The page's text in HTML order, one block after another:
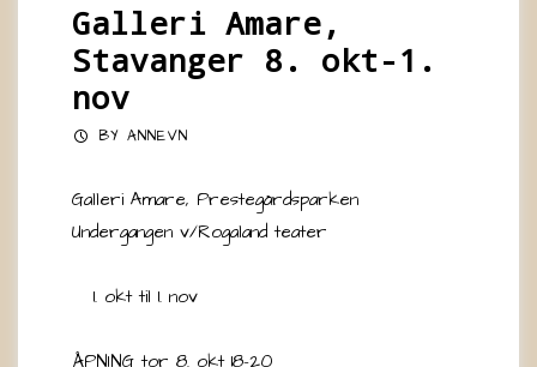
Galleri Amare,
Stavanger 8. okt-1.
nov
BY ANNEVN
Galleri Amare, Prestegårdsparken
Undergangen v/Rogaland teater
okt til 1. nov
ÅPNING tor 8. okt 18-20